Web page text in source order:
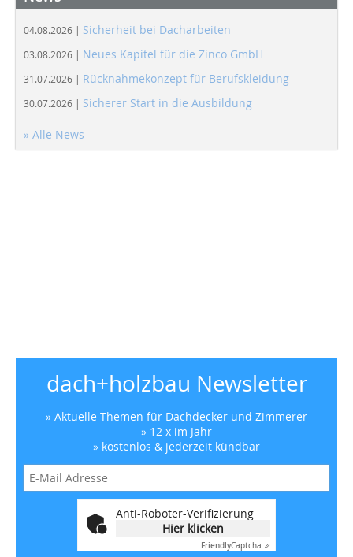
04.08.2026 | Sicherheit bei Dacharbeiten
03.08.2026 | Neues Kapitel für die Zinco GmbH
31.07.2026 | Rücknahmekonzept für Berufskleidung
30.07.2026 | Sicherer Start in die Ausbildung
» Alle News
dach+holzbau Newsletter
» Aktuelle Themen für Dachdecker und Zimmerer
» 12 x im Jahr
» kostenlos & jederzeit kündbar
Anti-Roboter-Verifizierung
Hier klicken
FriendlyCaptcha ⇗